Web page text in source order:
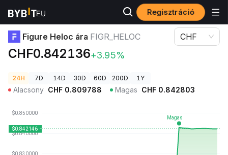
Regisztráció
Kriptovaluta árak Figure Heloc ára FIGR_HELOC
Figure Heloc ára FIGR_HELOC
CHF0.842136+3.95%
CHF
24H 7D 14D 30D 60D 200D 1Y
Alacsony CHF 0.809788 Magas CHF 0.842803